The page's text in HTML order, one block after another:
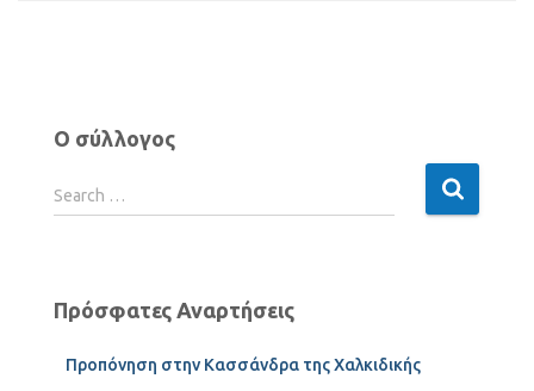
Ο σύλλογος
Search …
Πρόσφατες Αναρτήσεις
Προπόνηση στην Κασσάνδρα της Χαλκιδικής